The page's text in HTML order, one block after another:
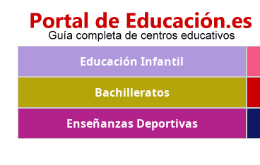
Educación Infantil
Bachilleratos
Enseñanzas Deportivas